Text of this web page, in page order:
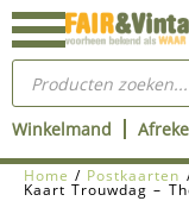
Ga
naar
inhoud
Producten
zoeken
Winkelmand
Home / Postkaarten
Kaart Trouwdag –